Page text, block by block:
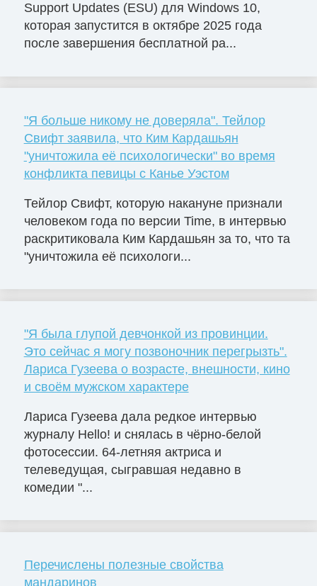
Support Updates (ESU) для Windows 10,
которая запустится в октябре 2025 года
после завершения бесплатной ра...
"Я больше никому не доверяла". Тейлор
Свифт заявила, что Ким Кардашьян
"уничтожила её психологически" во время
конфликта певицы с Канье Уэстом
Тейлор Свифт, которую накануне признали
человеком года по версии Time, в интервью
раскритиковала Ким Кардашьян за то, что та
"уничтожила её психологи...
"Я была глупой девчонкой из провинции.
Это сейчас я могу позвоночник перегрызть".
Лариса Гузеева о возрасте, внешности, кино
и своём мужском характере
Лариса Гузеева дала редкое интервью
журналу Hello! и снялась в чёрно-белой
фотосессии. 64-летняя актриса и
телеведущая, сыгравшая недавно в
комедии "...
Перечислены полезные свойства
мандаринов